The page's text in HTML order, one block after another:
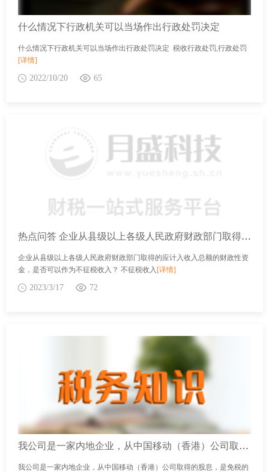
什么情况下行政机关可以当场作出行政处罚决定
什么情况下行政机关可以当场作出行政处罚决定 税收行政处罚,行政处罚
[详情]
2022/10/20 65
热点问答 企业从县级以上各级人民政府财政部门取得的应计入收入总额的财政性资金，是否可以作为不征税收入？
企业从县级以上各级人民政府财政部门取得的应计入收入总额的财政性资
金，是否可以作为不征税收入？ 不征税收入 [详情]
2023/3/17 72
我公司是一家内地企业，从中国移动（香港）公司取得的股息，是免税的吗？
我公司是一家内地企业，从中国移动（香港）公司取得的股息，是免税的